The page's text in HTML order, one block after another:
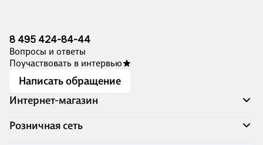
8 495 424-84-44
Вопросы и ответы
Поучаствовать в интервью
Написать обращение
Интернет-магазин
Акции
Розничная сеть